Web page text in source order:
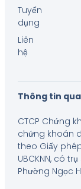
Tuyển
dụng
Liên
hệ
Thông tin
CTCP Chứng
chứng khoán
theo Giấy
UBCKNN, có
Phường Ngọc